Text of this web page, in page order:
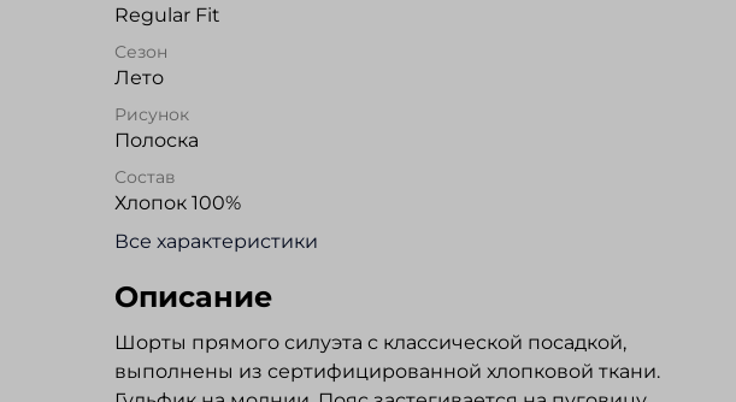
Regular Fit
Сезон
Лето
Рисунок
Полоска
Состав
Хлопок 100%
Все характеристики
Описание
Шорты прямого силуэта с классической посадкой,
выполнены из сертифицированной хлопковой ткани.